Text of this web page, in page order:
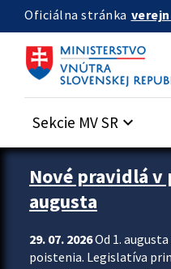
Preskocit na hlavný obsah
Oficiálna stránka
Sekcie MV SR keyboard_arrow_down
Zastavit automatický posun
Nové pravidlá
augusta
29. 07. 2026Od 1.
poistenia. Legislatíva